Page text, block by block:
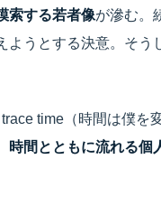
索する若者像が滲む。
ようとする決意。そう
trace time（時間は僕
時間とともに流れる個